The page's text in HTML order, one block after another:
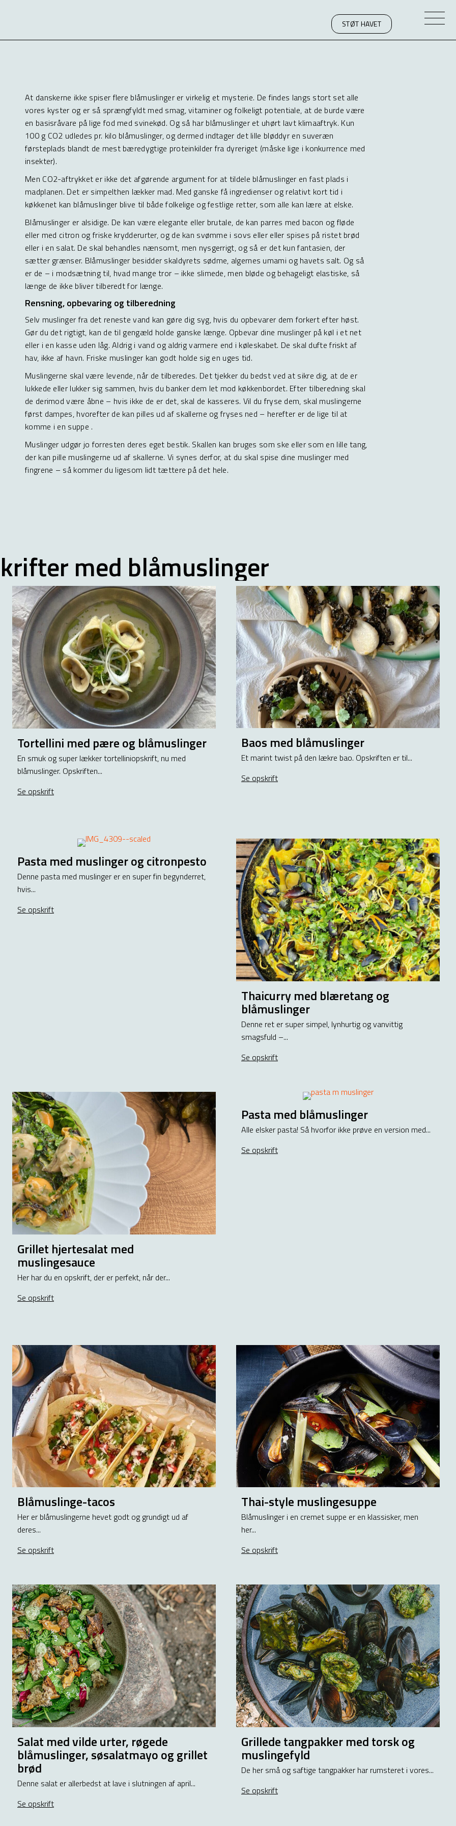
STØT HAVET
At danskerne ikke spiser flere blåmuslinger er virkelig et mysterie. De findes langs stort set alle
vores kyster og er så sprængfyldt med smag, vitaminer og folkeligt potentiale, at de burde være
en basisråvare på lige fod med svinekød. Og så har blåmuslinger et uhørt lavt klimaaftryk. Kun
100 g CO2 udledes pr. kilo blåmuslinger, og dermed indtager det lille bløddyr en suveræn
førsteplads blandt de mest bæredygtige proteinkilder fra dyreriget (måske lige i konkurrence med
insekter).
Men CO2-aftrykket er ikke det afgørende argument for at tildele blåmuslinger en fast plads i
madplanen. Det er simpelthen lækker mad. Med ganske få ingredienser og relativt kort tid i
køkkenet kan blåmuslinger blive til både folkelige og festlige retter, som alle kan lære at elske.
Blåmuslinger er alsidige. De kan være elegante eller brutale, de kan parres med bacon og fløde
eller med citron og friske krydderurter, og de kan svømme i sovs eller eller spises på ristet brød
eller i en salat. De skal behandles nænsomt, men nysgerrigt, og så er det kun fantasien, der
sætter grænser. Blåmuslinger besidder skaldyrets sødme, algernes umami og havets salt. Og så
er de – i modsætning til, hvad mange tror – ikke slimede, men bløde og behageligt elastiske, så
længe de ikke bliver tilberedt for længe.
Rensning, opbevaring og tilberedning
Selv muslinger fra det reneste vand kan gøre dig syg, hvis du opbevarer dem forkert efter høst.
Gør du det rigtigt, kan de til gengæld holde ganske længe. Opbevar dine muslinger på køl i et net
eller i en kasse uden låg. Aldrig i vand og aldrig varmere end i køleskabet. De skal dufte friskt af
hav, ikke af havn. Friske muslinger kan godt holde sig en uges tid.
Muslingerne skal være levende, når de tilberedes. Det tjekker du bedst ved at sikre dig, at de er
lukkede eller lukker sig sammen, hvis du banker dem let mod køkkenbordet. Efter tilberedning skal
de derimod være åbne – hvis ikke de er det, skal de kasseres. Vil du fryse dem, skal muslingerne
først dampes, hvorefter de kan pilles ud af skallerne og fryses ned – herefter er de lige til at
komme i en suppe .
Muslinger udgør jo forresten deres eget bestik. Skallen kan bruges som ske eller som en lille tang,
der kan pille muslingerne ud af skallerne. Vi synes derfor, at du skal spise dine muslinger med
fingrene – så kommer du ligesom lidt tættere på det hele.
med blåmuslinger
Tortellini med pære og blåmuslinger
En smuk og super lækker tortelliniopskrift, nu med
blåmuslinger. Opskriften...
Se opskrift
Baos med blåmuslinger
Et marint twist på den lækre bao. Opskriften er til...
Se opskrift
Pasta med muslinger og citronpesto
Denne pasta med muslinger er en super fin begynderret,
hvis...
Se opskrift
Thaicurry med blæretang og
blåmuslinger
Denne ret er super simpel, lynhurtig og vanvittig
smagsfuld –...
Se opskrift
Grillet hjertesalat med
muslingesauce
Her har du en opskrift, der er perfekt, når der...
Se opskrift
Pasta med blåmuslinger
Alle elsker pasta! Så hvorfor ikke prøve en version med...
Se opskrift
Blåmuslinge-tacos
Her er blåmuslingerne hevet godt og grundigt ud af
deres...
Se opskrift
Thai-style muslingesuppe
Blåmuslinger i en cremet suppe er en klassisker, men
her...
Se opskrift
Salat med vilde urter, røgede
blåmuslinger, søsalatmayo og grillet
brød
Denne salat er allerbedst at lave i slutningen af april...
Se opskrift
Grillede tangpakker med torsk og
muslingefyld
De her små og saftige tangpakker har rumsteret i vores...
Se opskrift